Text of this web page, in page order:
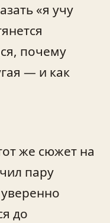
«я учу
почему
— и как
же сюжет на
пару
до